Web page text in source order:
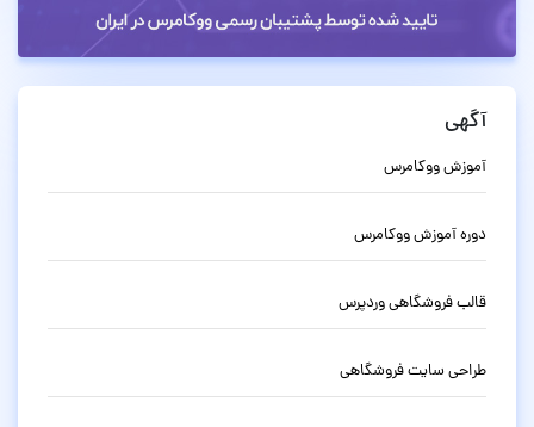
آگهی
آموزش ووکامرس
دوره آموزش ووکامرس
قالب فروشگاهی وردپرس
طراحی سایت فروشگاهی